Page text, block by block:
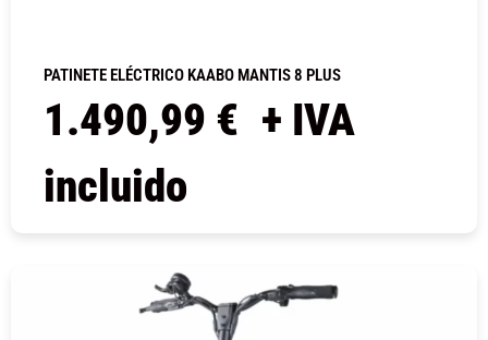
PATINETE ELÉCTRICO KAABO MANTIS 8 PLUS
1.490,99 € + IVA
incluido